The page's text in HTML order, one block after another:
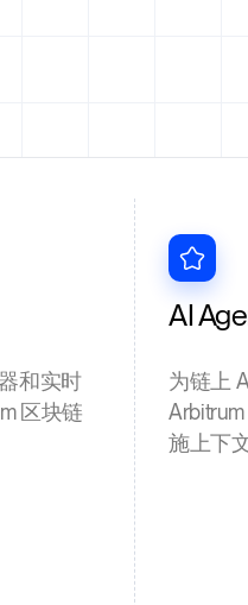
和实时
区块链
AI
为链上
施上下文